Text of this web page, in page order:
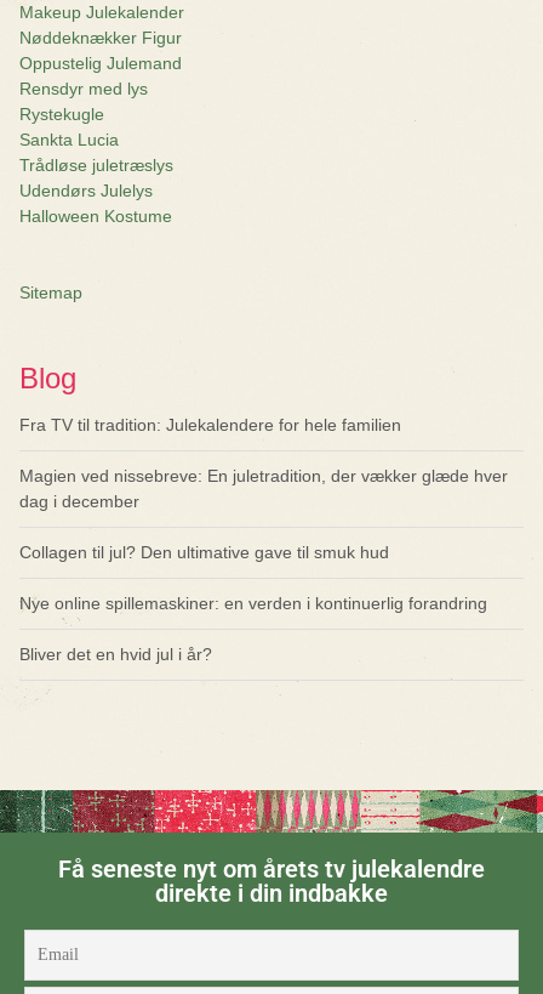
Makeup Julekalender
Nøddeknækker Figur
Oppustelig Julemand
Rensdyr med lys
Rystekugle
Sankta Lucia
Trådløse juletræslys
Udendørs Julelys
Halloween Kostume
Sitemap
Blog
Fra TV til tradition: Julekalendere for hele familien
Magien ved nissebreve: En juletradition, der vækker glæde hver
dag i december
Collagen til jul? Den ultimative gave til smuk hud
Nye online spillemaskiner: en verden i kontinuerlig forandring
Bliver det en hvid jul i år?
Få seneste nyt om årets tv julekalendre
direkte i din indbakke